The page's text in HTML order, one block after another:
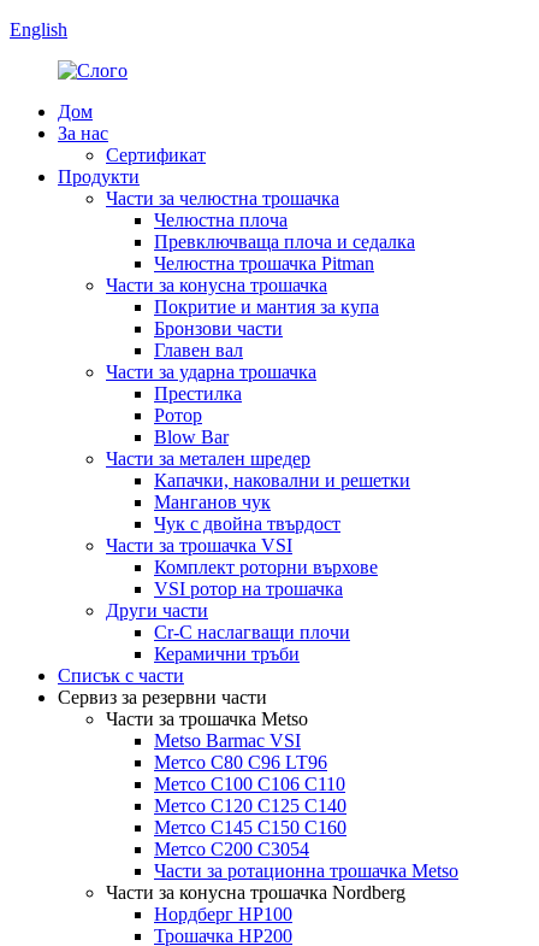
English
Дом
За нас
Сертификат
Продукти
Части за челюстна трошачка
Челюстна плоча
Превключваща плоча и седалка
Челюстна трошачка Pitman
Части за конусна трошачка
Покритие и мантия за купа
Бронзови части
Главен вал
Части за ударна трошачка
Престилка
Ротор
Blow Bar
Части за метален шредер
Капачки, наковални и решетки
Манганов чук
Чук с двойна твърдост
Части за трошачка VSI
Комплект роторни върхове
VSI ротор на трошачка
Други части
Cr-C наслагващи плочи
Керамични тръби
Списък с части
Сервиз за резервни части
Части за трошачка Metso
Metso Barmac VSI
Метсо C80 C96 LT96
Метсо C100 C106 C110
Метсо C120 C125 C140
Метсо C145 C150 C160
Метсо C200 C3054
Части за ротационна трошачка Metso
Части за конусна трошачка Nordberg
Нордберг HP100
Трошачка HP200